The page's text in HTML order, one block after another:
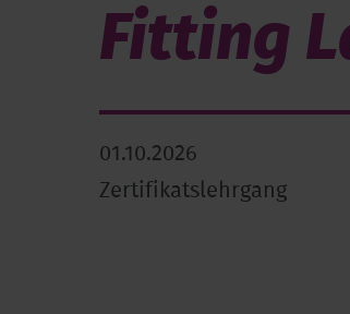
Fitting
01.10.2026
Zertifikatslehrgang